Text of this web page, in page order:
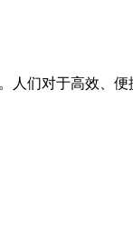
们对于高效、